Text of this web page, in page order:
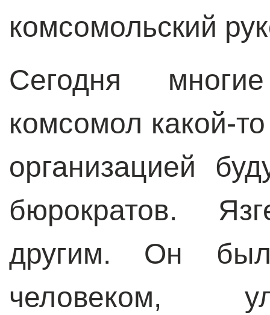
комсомольский
Сегодня
комсомол какой-
организацией
бюрократов.
другим. Он был
человеком,